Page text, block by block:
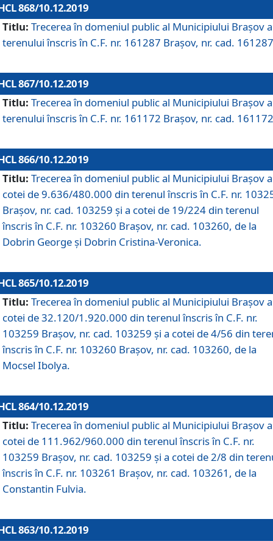
868/10.12.2019
Titlu: Trecerea în domeniul public al Municipiului Braşov a
terenului înscris în C.F. nr. 161287 Brașov, nr. cad.
867/10.12.2019
Titlu: Trecerea în domeniul public al Municipiului Braşov a
terenului înscris în C.F. nr. 161172 Brașov, nr. cad.
866/10.12.2019
Titlu: Trecerea în domeniul public al Municipiului Braşov a
cotei de 9.636/480.000 din terenul înscris în C.F. nr.
Brașov, nr. cad. 103259 și a cotei de 19/224 din terenul
înscris în C.F. nr. 103260 Brașov, nr. cad. 103260, de la
Dobrin George și Dobrin Cristina-Veronica.
865/10.12.2019
Titlu: Trecerea în domeniul public al Municipiului Braşov a
cotei de 32.120/1.920.000 din terenul înscris în C.F. nr.
103259 Brașov, nr. cad. 103259 și a cotei de 4/56 din
înscris în C.F. nr. 103260 Brașov, nr. cad. 103260, de la
Mocsel Ibolya.
864/10.12.2019
Titlu: Trecerea în domeniul public al Municipiului Braşov a
cotei de 111.962/960.000 din terenul înscris în C.F. nr.
103259 Brașov, nr. cad. 103259 și a cotei de 2/8 din
înscris în C.F. nr. 103261 Brașov, nr. cad. 103261, de la
Constantin Fulvia.
863/10.12.2019